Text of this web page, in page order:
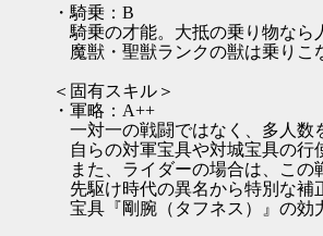
・騎乗：B
騎乗の才能。大抵の乗り物なら
魔獣・聖獣ランクの獣は乗りこ
＜固有スキル＞
・軍略：A++
一対一の戦闘ではなく、多人数
自らの対軍宝具や対城宝具の行
また、ライダーの場合は、この
先駆け時代の異名から特別な補
宝具『剛腕（タフネス）』の効